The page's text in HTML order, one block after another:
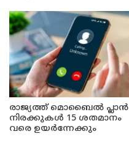
രാജ്യത്ത് മൊബൈൽ പ്ലാൻ
നിരക്കുകൾ 15 ശതമാനം
വരെ ഉയർന്നേക്കും